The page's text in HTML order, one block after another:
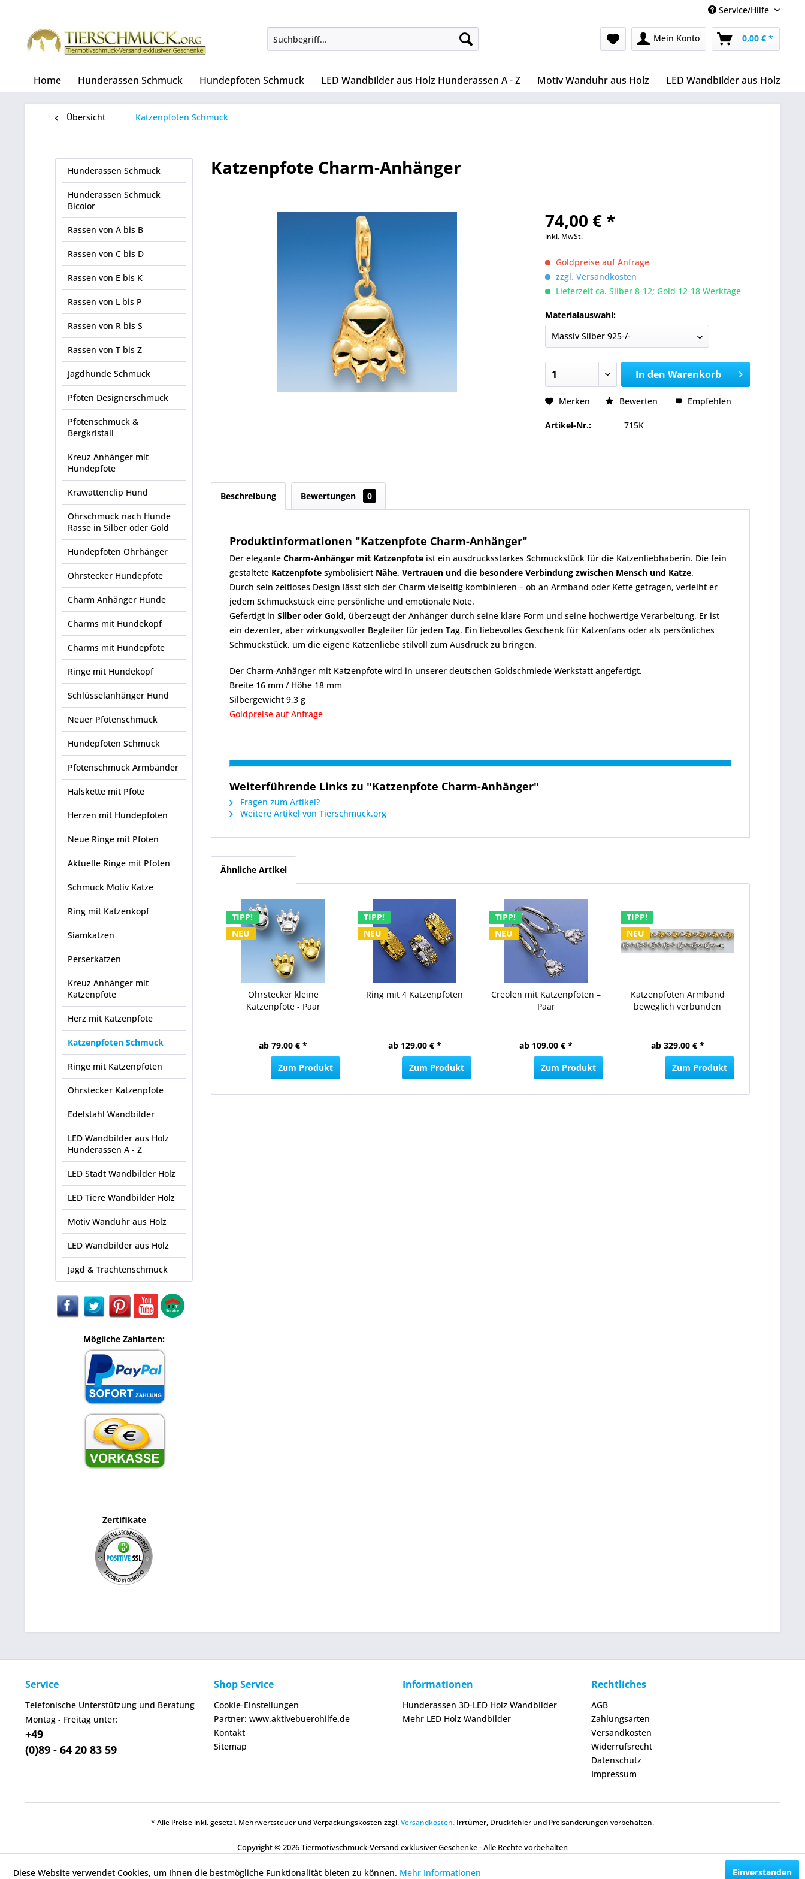
Service/Hilfe
Mein Konto 0,00 € *
Home Hunderassen Schmuck Hundepfoten Schmuck LED Wandbilder aus Holz Hunderassen A - Z Motiv Wanduhr aus Holz LED Wandbilder aus Holz
Übersicht Katzenpfoten Schmuck
Hunderassen Schmuck
Hunderassen Schmuck
Bicolor
Rassen von A bis B
Rassen von C bis D
Rassen von E bis K
Rassen von L bis P
Rassen von R bis S
Rassen von T bis Z
Jagdhunde Schmuck
Pfoten Designerschmuck
Pfotenschmuck &
Bergkristall
Kreuz Anhänger mit
Hundepfote
Krawattenclip Hund
Ohrschmuck nach Hunde
Rasse in Silber oder Gold
Hundepfoten Ohrhänger
Ohrstecker Hundepfote
Charm Anhänger Hunde
Charms mit Hundekopf
Charms mit Hundepfote
Ringe mit Hundekopf
Schlüsselanhänger Hund
Neuer Pfotenschmuck
Hundepfoten Schmuck
Pfotenschmuck Armbänder
Halskette mit Pfote
Herzen mit Hundepfoten
Neue Ringe mit Pfoten
Aktuelle Ringe mit Pfoten
Schmuck Motiv Katze
Ring mit Katzenkopf
Siamkatzen
Perserkatzen
Kreuz Anhänger mit
Katzenpfote
Herz mit Katzenpfote
Katzenpfoten Schmuck
Ringe mit Katzenpfoten
Ohrstecker Katzenpfote
Edelstahl Wandbilder
LED Wandbilder aus Holz
Hunderassen A - Z
LED Stadt Wandbilder Holz
LED Tiere Wandbilder Holz
Motiv Wanduhr aus Holz
LED Wandbilder aus Holz
Jagd & Trachtenschmuck
Mögliche Zahlarten:
Zertifikate
Katzenpfote Charm-Anhänger
74,00 € *
inkl. MwSt.
Goldpreise auf Anfrage
zzgl. Versandkosten
Lieferzeit ca. Silber 8-12; Gold 12-18 Werktage
Materialauswahl:
In den Warenkorb
Merken Bewerten Empfehlen
Artikel-Nr.: 715K
Beschreibung Bewertungen 0
Produktinformationen "Katzenpfote Charm-Anhänger"
Der elegante Charm-Anhänger mit Katzenpfote ist ein ausdrucksstarkes Schmuckstück für die Katzenliebhaberin. Die fein
gestaltete Katzenpfote symbolisiert Nähe, Vertrauen und die besondere Verbindung zwischen Mensch und Katze.
Durch sein zeitloses Design lässt sich der Charm vielseitig kombinieren – ob an Armband oder Kette getragen, verleiht er
jedem Schmuckstück eine persönliche und emotionale Note.
Gefertigt in Silber oder Gold, überzeugt der Anhänger durch seine klare Form und seine hochwertige Verarbeitung. Er ist
ein dezenter, aber wirkungsvoller Begleiter für jeden Tag. Ein liebevolles Geschenk für Katzenfans oder als persönliches
Schmuckstück, um die eigene Katzenliebe stilvoll zum Ausdruck zu bringen.
Der Charm-Anhänger mit Katzenpfote wird in unserer deutschen Goldschmiede Werkstatt angefertigt.
Breite 16 mm / Höhe 18 mm
Silbergewicht 9,3 g
Goldpreise auf Anfrage
Weiterführende Links zu "Katzenpfote Charm-Anhänger"
Fragen zum Artikel?
Weitere Artikel von Tierschmuck.org
Ähnliche Artikel
TIPP!
NEU
Ohrstecker kleine
Katzenpfote - Paar
ab 79,00 € *
Zum Produkt
TIPP!
NEU
Ring mit 4 Katzenpfoten
ab 129,00 € *
Zum Produkt
TIPP!
NEU
Creolen mit Katzenpfoten –
Paar
ab 109,00 € *
Zum Produkt
TIPP!
NEU
Katzenpfoten Armband
beweglich verbunden
ab 329,00 € *
Zum Produkt
Service
Telefonische Unterstützung und Beratung
Montag - Freitag unter:
+49
(0)89 - 64 20 83 59
Shop Service
Cookie-Einstellungen
Partner: www.aktivebuerohilfe.de
Kontakt
Sitemap
Informationen
Hunderassen 3D-LED Holz Wandbilder
Mehr LED Holz Wandbilder
Rechtliches
AGB
Zahlungsarten
Versandkosten
Widerrufsrecht
Datenschutz
Impressum
* Alle Preise inkl. gesetzl. Mehrwertsteuer und Verpackungskosten zzgl.Versandkosten. Irrtümer, Druckfehler und Preisänderungen vorbehalten.
Copyright © 2026 Tiermotivschmuck-Versand exklusiver Geschenke - Alle Rechte vorbehalten
Diese Website verwendet Cookies, um Ihnen die bestmögliche Funktionalität bieten zu können. Mehr Informationen Einverstanden